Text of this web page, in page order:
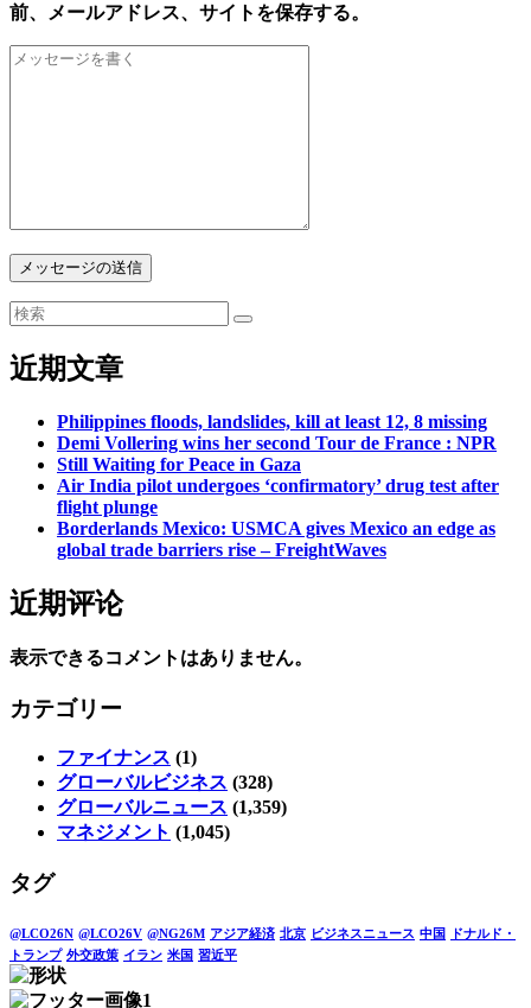
前、メールアドレス、サイトを保存する。
メッセージの送信
近期文章
Philippines floods, landslides, kill at least 12, 8 missing
Demi Vollering wins her second Tour de France : NPR
Still Waiting for Peace in Gaza
Air India pilot undergoes ‘confirmatory’ drug test after
flight plunge
Borderlands Mexico: USMCA gives Mexico an edge as
global trade barriers rise – FreightWaves
近期评论
表示できるコメントはありません。
カテゴリー
ファイナンス (1)
グローバルビジネス (328)
グローバルニュース (1,359)
マネジメント (1,045)
タグ
@LCO26N @LCO26V @NG26M アジア経済 北京 ビジネスニュース 中国
ドナルド・
トランプ 外交政策 イラン 米国 習近平